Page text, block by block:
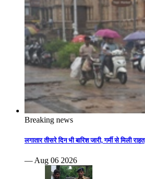
Breaking news
लगातार तीसरे दिन भी बारिश जारी, गर्मी से मिली राहत
— Aug 06 2026